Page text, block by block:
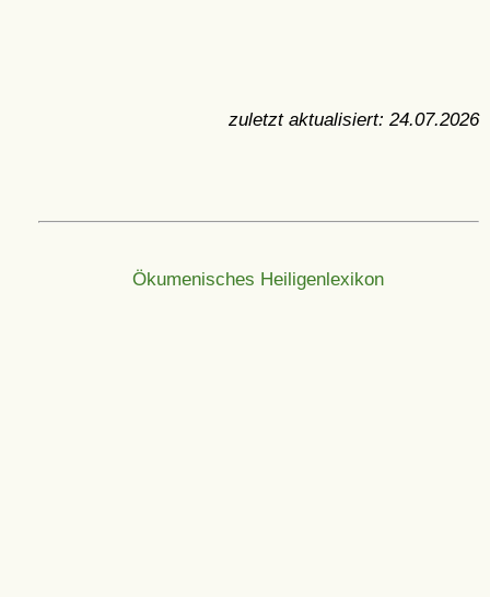
zuletzt aktualisiert: 24.07.2026
Ökumenisches Heiligenlexikon